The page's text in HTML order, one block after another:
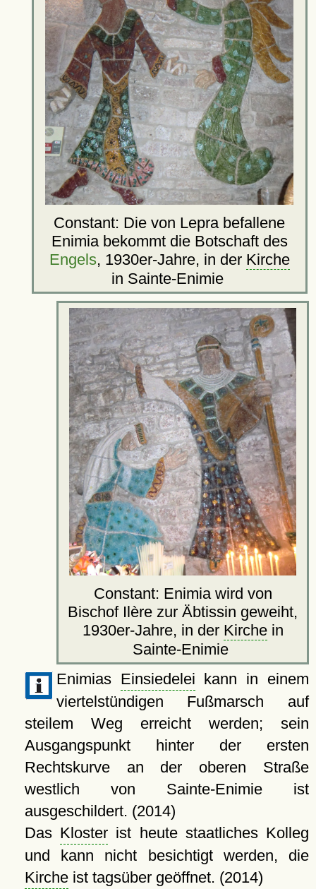
Constant: Die von Lepra befallene
Enimia bekommt die Botschaft des
Engels, 1930er-Jahre, in der Kirche
in Sainte-Enimie
Constant: Enimia wird von
Bischof Ilère zur Äbtissin geweiht,
1930er-Jahre, in der Kirchein
Sainte-Enimie
Enimias Einsiedelei kann in einem
viertelstündigen Fußmarsch auf
steilem Weg erreicht werden; sein
Ausgangspunkt hinter der ersten
Rechtskurve an der oberen Straße
westlich von Sainte-Enimie ist
ausgeschildert. (2014)
Das Kloster ist heute staatliches Kolleg
und kann nicht besichtigt werden, die
Kircheist tagsüber geöffnet. (2014)